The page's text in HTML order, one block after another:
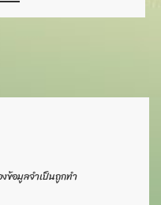
ข้อมูลจำเป็นถูกทำ